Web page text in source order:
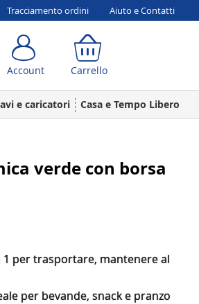
Tracciamento ordini Aiuto e Contatti
Account Carrello
e caricatori Casa e Tempo Libero
verde con borsa
per trasportare, mantenere al
per bevande, snack e pranzo
Carrello